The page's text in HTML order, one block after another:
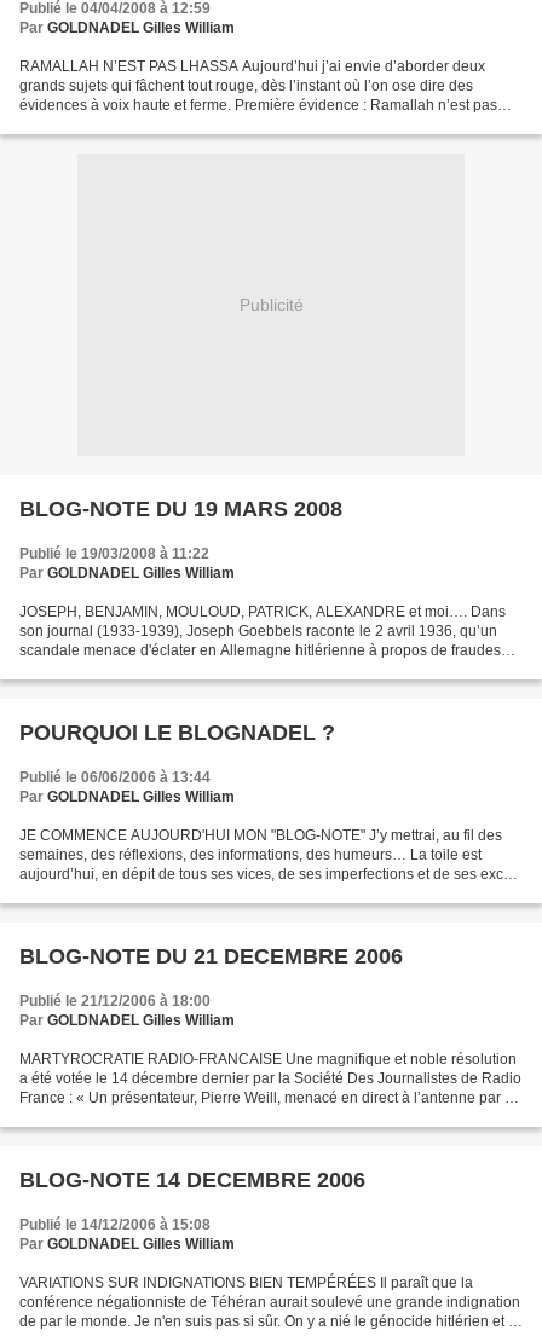
Publié le 04/04/2008 à 12:59
Par GOLDNADEL Gilles William
RAMALLAH N’EST PAS LHASSA Aujourd’hui j’ai envie d’aborder deux
grands sujets qui fâchent tout rouge, dès l’instant où l’on ose dire des
évidences à voix haute et ferme. Première évidence : Ramallah n’est pas
Publicité
BLOG-NOTE DU 19 MARS 2008
Publié le 19/03/2008 à 11:22
Par GOLDNADEL Gilles William
JOSEPH, BENJAMIN, MOULOUD, PATRICK, ALEXANDRE et moi…. Dans
son journal (1933-1939), Joseph Goebbels raconte le 2 avril 1936, qu’un
scandale menace d'éclater en Allemagne hitlérienne à propos de fraudes
POURQUOI LE BLOGNADEL ?
Publié le 06/06/2006 à 13:44
Par GOLDNADEL Gilles William
JE COMMENCE AUJOURD'HUI MON "BLOG-NOTE" J’y mettrai, au fil des
semaines, des réflexions, des informations, des humeurs… La toile est
aujourd’hui, en dépit de tous ses vices, de ses imperfections et de ses excès,
BLOG-NOTE DU 21 DECEMBRE 2006
Publié le 21/12/2006 à 18:00
Par GOLDNADEL Gilles William
MARTYROCRATIE RADIO-FRANCAISE Une magnifique et noble résolution
a été votée le 14 décembre dernier par la Société Des Journalistes de Radio
France : « Un présentateur, Pierre Weill, menacé en direct à l’antenne par un
BLOG-NOTE 14 DECEMBRE 2006
Publié le 14/12/2006 à 15:08
Par GOLDNADEL Gilles William
VARIATIONS SUR INDIGNATIONS BIEN TEMPÉRÉES Il paraît que la
conférence négationniste de Téhéran aurait soulevé une grande indignation
de par le monde. Je n'en suis pas si sûr. On y a nié le génocide hitlérien et le